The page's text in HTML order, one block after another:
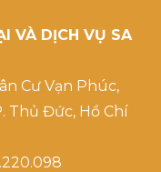
VÀ DỊCH VỤ SA
Cư Vạn Phúc,
Thủ Đức, Hồ Chí